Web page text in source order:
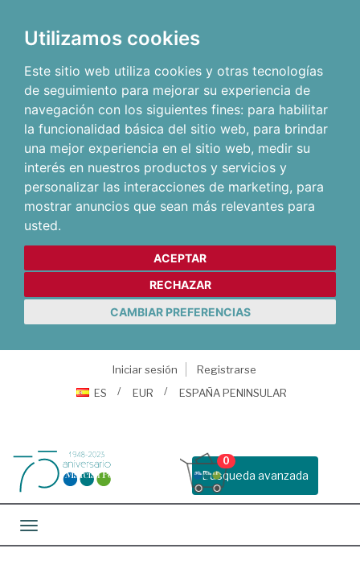
Utilizamos cookies
Este sitio web utiliza cookies y otras tecnologías
de seguimiento para mejorar su experiencia de
navegación con los siguientes fines: para habilitar
la funcionalidad básica del sitio web, para brindar
una mejor experiencia en el sitio web, medir su
interés en nuestros productos y servicios y
personalizar las interacciones de marketing, para
mostrar anuncios que sean más relevantes para
usted.
ACEPTAR
RECHAZAR
CAMBIAR PREFERENCIAS
Iniciar sesión
Registrarse
ES
EUR ESPAÑA PENINSULAR
Busqueda avanzada
0
Toggle navigation